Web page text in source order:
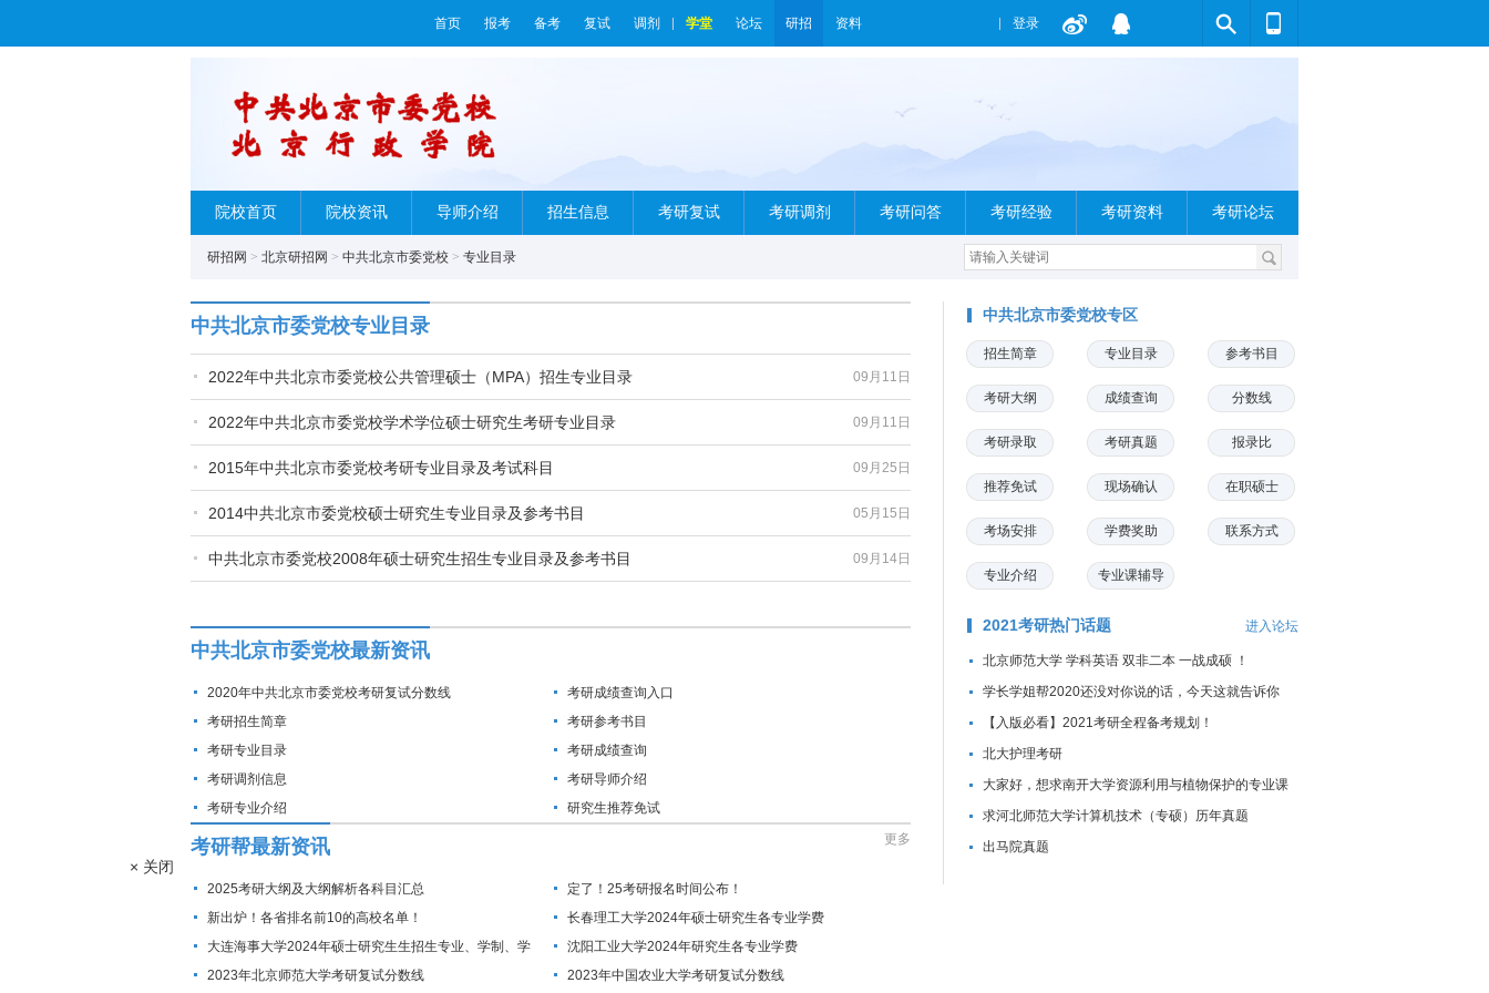
首页 报考 备考 复试 调剂 学堂 论坛 研招 资料 登录
院校首页 院校资讯 导师介绍 招生信息 考研复试 考研调剂 考研问答 考研经验 考研资料 考研论坛
研招网 > 北京研招网 > 中共北京市委党校 > 专业目录
中共北京市委党校专业目录
09月11日
2022年中共北京市委党校公共管理硕士（MPA）招生专业目录
09月11日
2022年中共北京市委党校学术学位硕士研究生考研专业目录
09月25日
2015年中共北京市委党校考研专业目录及考试科目
05月15日
2014中共北京市委党校硕士研究生专业目录及参考书目
09月14日
中共北京市委党校2008年硕士研究生招生专业目录及参考书目
中共北京市委党校最新资讯
2020年中共北京市委党校考研复试分数线
考研成绩查询入口
考研招生简章
考研参考书目
考研专业目录
考研成绩查询
考研调剂信息
考研导师介绍
考研专业介绍
研究生推荐免试
考研帮最新资讯 更多
2025考研大纲及大纲解析各科目汇总
定了！25考研报名时间公布！
新出炉！各省排名前10的高校名单！
长春理工大学2024年硕士研究生各专业学费
大连海事大学2024年硕士研究生生招生专业、学制、学
费标准及拟招生人数
沈阳工业大学2024年研究生各专业学费
2023年北京师范大学考研复试分数线
2023年中国农业大学考研复试分数线
中共北京市委党校专区
招生简章 专业目录 参考书目
考研大纲 成绩查询 分数线
考研录取 考研真题 报录比
推荐免试 现场确认 在职硕士
考场安排 学费奖助 联系方式
专业介绍 专业课辅导
2021考研热门话题 进入论坛
北京师范大学 学科英语 双非二本 一战成硕 ！
学长学姐帮2020还没对你说的话，今天这就告诉你
【入版必看】2021考研全程备考规划！
北大护理考研
大家好，想求南开大学资源利用与植物保护的专业课
资料...
求河北师范大学计算机技术（专硕）历年真题
出马院真题
× 关闭